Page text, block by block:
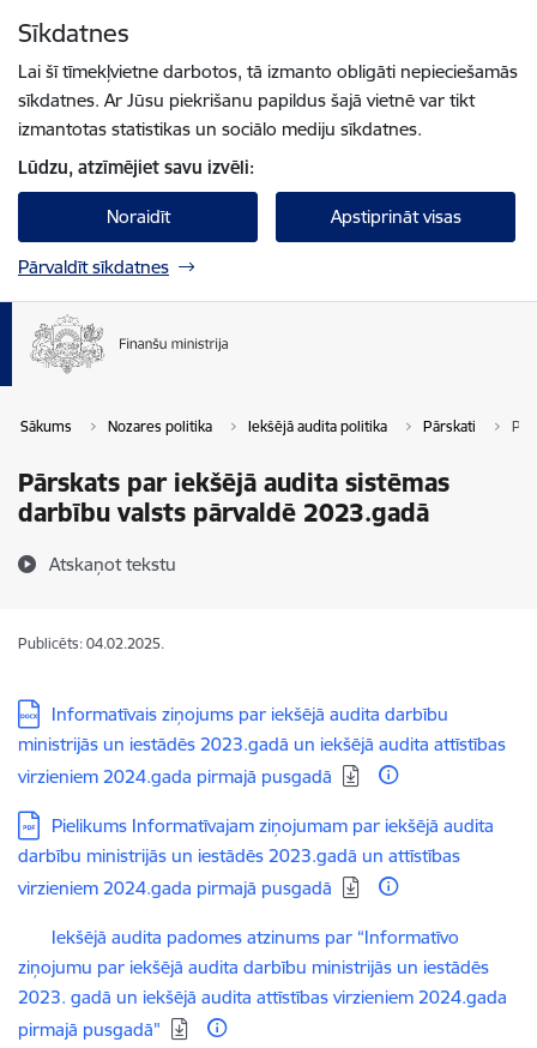
Sīkdatnes
Lai šī tīmekļvietne darbotos, tā izmanto obligāti nepieciešamās
sīkdatnes. Ar Jūsu piekrišanu papildus šajā vietnē var tikt
izmantotas statistikas un sociālo mediju sīkdatnes.
Lūdzu, atzīmējiet savu izvēli:
Noraidīt Apstiprināt visas
Pārvaldīt sīkdatnes
Sākums Nozares politika Iekšējā audita politika Pārskati
Pārskats par iekšējā audita sistēmas
darbību valsts pārvaldē 2023.gadā
Atskaņot tekstu
Publicēts: 04.02.2025.
Lejupielādēt:
Informatīvais ziņojums par iekšējā audita darbību
ministrijās un iestādēs 2023.gadā un iekšējā audita attīstības
virzieniem 2024.gada pirmajā pusgadā
Lejupielādēt:
Pielikums Informatīvajam ziņojumam par iekšējā audita
darbību ministrijās un iestādēs 2023.gadā un attīstības
virzieniem 2024.gada pirmajā pusgadā
Lejupielādēt:
Iekšējā audita padomes atzinums par “Informatīvo
ziņojumu par iekšējā audita darbību ministrijās un iestādēs
2023. gadā un iekšējā audita attīstības virzieniem 2024.gada
pirmajā pusgadā"